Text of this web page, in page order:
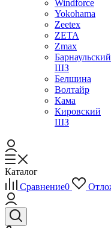
Windforce
Yokohama
Zeetex
ZETA
Zmax
Барнаульский
ШЗ
Белшина
Волтайр
Кама
Кировский
ШЗ
Каталог
Сравнение0